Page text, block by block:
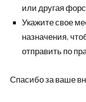
или другая
Укажите свое
назначения,
отправить по
Спасибо за ваше